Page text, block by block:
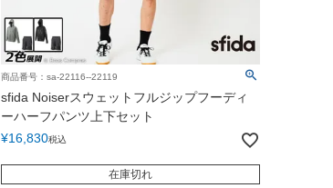
商品番号：sa-22116--22119
sfida Noiserスウェットフルジップフーディ
ーハーフパンツ上下セット
¥16,830税込
在庫切れ